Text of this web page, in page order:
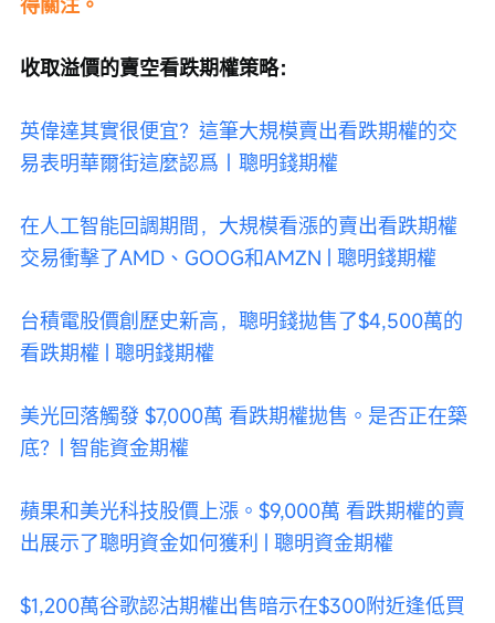
收取溢價的賣空看跌期權策略：
英偉達其實很便宜？這筆大規模賣出看跌期權的交
易表明華爾街這麼認爲｜聰明錢期權
在人工智能回調期間，大規模看漲的賣出看跌期權
交易衝擊了AMD、GOOG和AMZN | 聰明錢期權
台積電股價創歷史新高，聰明錢拋售了$4,500萬的
看跌期權 | 聰明錢期權
美光回落觸發 $7,000萬 看跌期權拋售。是否正在築
底？| 智能資金期權
蘋果和美光科技股價上漲。$9,000萬 看跌期權的賣
出展示了聰明資金如何獲利 | 聰明資金期權
$1,200萬谷歌認沽期權出售暗示在$300附近逢低買